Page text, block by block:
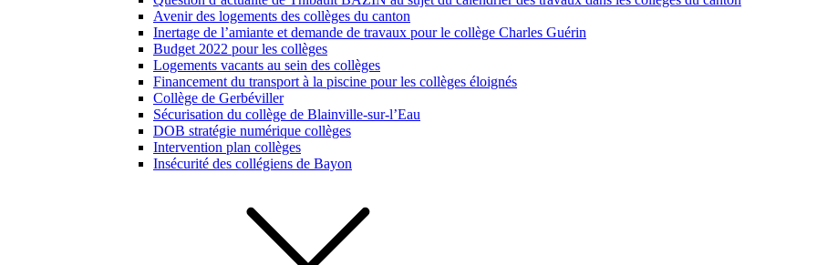
Avenir des logements des collèges du canton
Inertage de l’amiante et demande de travaux pour le collège Charles Guérin
Budget 2022 pour les collèges
Logements vacants au sein des collèges
Financement du transport à la piscine pour les collèges éloignés
Collège de Gerbéviller
Sécurisation du collège de Blainville-sur-l’Eau
DOB stratégie numérique collèges
Intervention plan collèges
Insécurité des collégiens de Bayon